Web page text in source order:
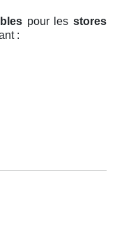
pour lesstores
: